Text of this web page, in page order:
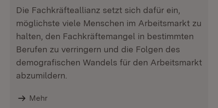
Die Fachkräfteallianz setzt sich dafür ein,
möglichste viele Menschen im Arbeitsmarkt zu
halten, den Fachkräftemangel in bestimmten
Berufen zu verringern und die Folgen des
demografischen Wandels für den Arbeitsmarkt
abzumildern.
Mehr